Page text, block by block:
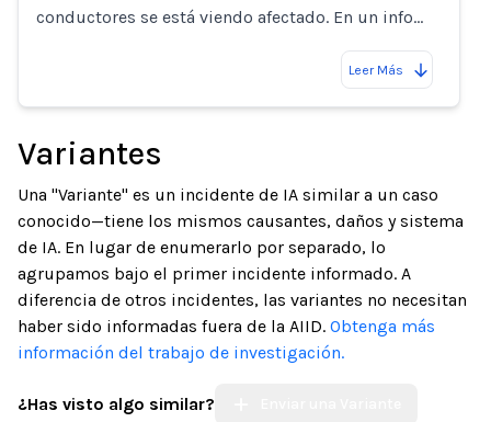
conductores se está viendo afectado. En un info…
Leer Más
Variantes
Una "Variante" es un incidente de IA similar a un caso
conocido—tiene los mismos causantes, daños y sistema
de IA. En lugar de enumerarlo por separado, lo
agrupamos bajo el primer incidente informado. A
diferencia de otros incidentes, las variantes no necesitan
haber sido informadas fuera de la AIID. Obtenga más
información del trabajo de investigación.
¿Has visto algo similar?